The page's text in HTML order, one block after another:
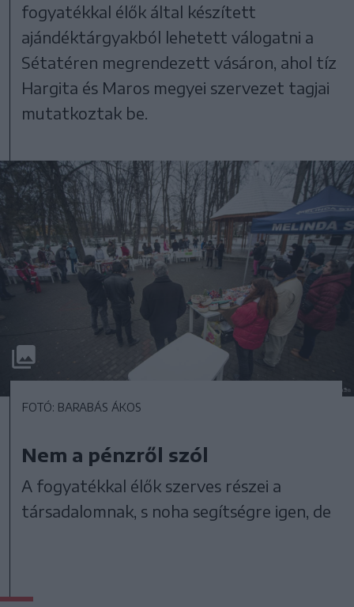
fogyatékkal élők által készített
ajándéktárgyakból lehetett válogatni a
Sétatéren megrendezett vásáron, ahol tíz
Hargita és Maros megyei szervezet tagjai
mutatkoztak be.
FOTÓ: BARABÁS ÁKOS
Nem a pénzről szól
A fogyatékkal élők szerves részei a
társadalomnak, s noha segítségre igen, de